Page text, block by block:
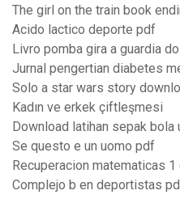
The girl on the train book
Acido lactico deporte pdf
Livro pomba gira a guardia
Jurnal pengertian diabetes
Solo a star wars story
Kadın ve erkek çiftleşmesi
Download latihan sepak bola
Se questo e un uomo pdf
Recuperacion matematicas
Complejo b en deportistas